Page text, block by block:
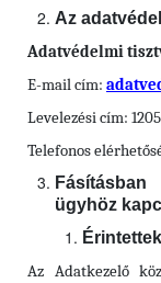
Az
Adatvédelmi
E-mail cím:
Levelezési cím:
Telefonos
ügyhöz
Az Adatkezelő